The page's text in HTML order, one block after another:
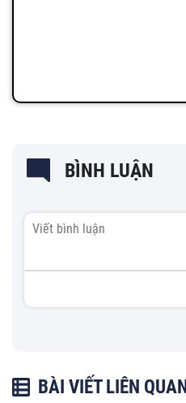
BÌNH LUẬN
BÀI VIẾT LIÊN QUAN